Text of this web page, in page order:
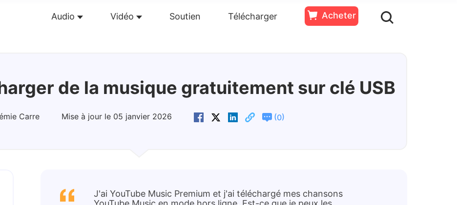
Audio Vidéo Soutien Télécharger Acheter
Essai
Acheter
de la musique gratuitement sur clé USB
Carre Mise à jour le 05 janvier 2026 (0)
J'ai YouTube Music Premium et j'ai téléchargé mes chansons